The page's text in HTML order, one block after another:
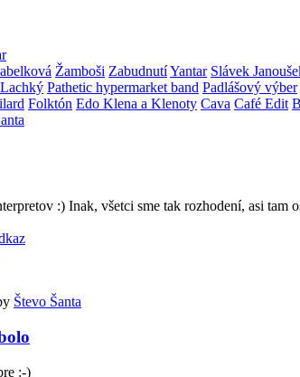
Žamboši ZabudnutíYantar Slávek
Pathetic hypermarket band Padlášový výber
Folktón Edo Klena a Klenoty Cava Café Edit
:) Inak, všetci sme tak rozhodení, asi tam
Števo Šanta
:-)